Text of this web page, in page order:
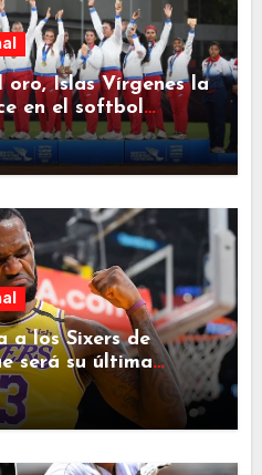
oro, Islas Vírgenes la
en el softbol
a los Sixers de
será su última